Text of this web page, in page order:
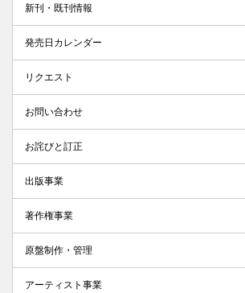
新刊・既刊情報
発売日カレンダー
リクエスト
お問い合わせ
お詫びと訂正
出版事業
著作権事業
原盤制作・管理
アーティスト事業